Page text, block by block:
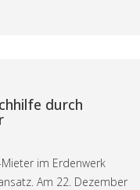
durch
im Erdenwerk
Am 22. Dezember